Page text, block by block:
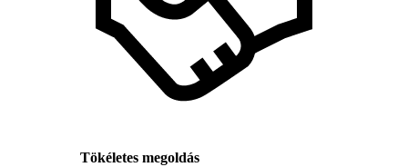
Tökéletes megoldás